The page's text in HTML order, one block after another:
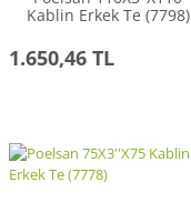
Kablin Erkek Te (7798)
1.650,46 TL